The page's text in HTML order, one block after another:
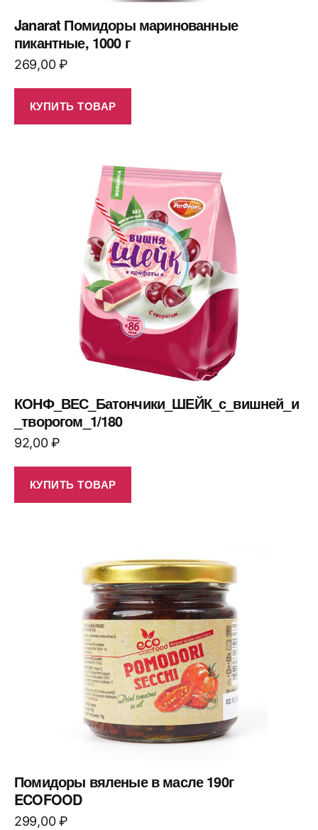
Janarat Помидоры маринованные
пикантные, 1000 г
269,00₽
КУПИТЬ ТОВАР
КОНФ_ВЕС_Батончики_ШЕЙК_с_вишней_и
_творогом_1/180
92,00₽
КУПИТЬ ТОВАР
Помидоры вяленые в масле 190г
ECOFOOD
299,00₽